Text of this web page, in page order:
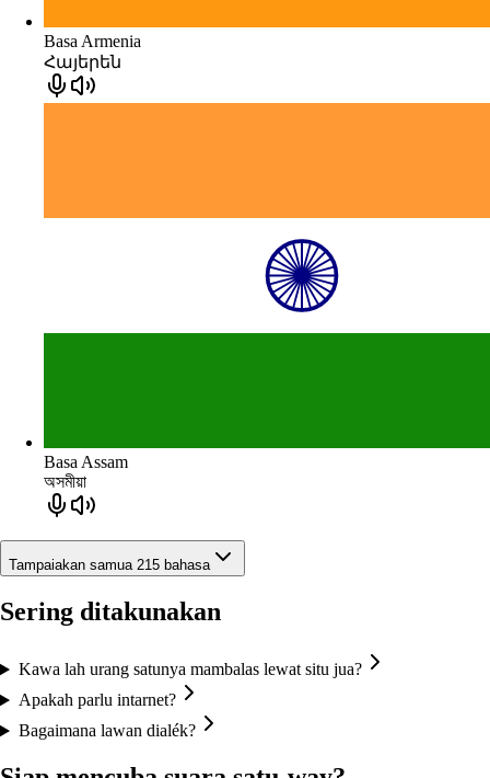
Basa Armenia
Հայերեն
Basa Assam
অসমীয়া
Tampaiakan samua 215 bahasa
Sering ditakunakan
Kawa lah urang satunya mambalas lewat situ jua?
Apakah parlu intarnet?
Bagaimana lawan dialék?